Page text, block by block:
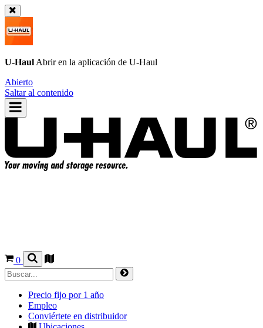
U-Haul Abrir en la aplicación de U-Haul
Abierto
Saltar al contenido
0
Precio fijo por 1 año
Empleo
Conviértete en distribuidor